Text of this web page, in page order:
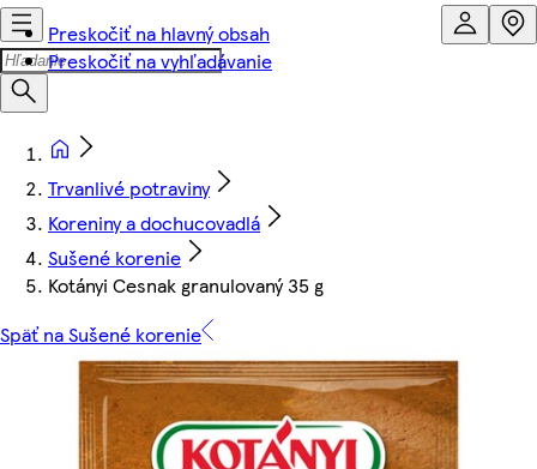
Preskočiť na hlavný obsah
Preskočiť na vyhľadávanie
Trvanlivé potraviny
Koreniny a dochucovadlá
Sušené korenie
Kotányi Cesnak granulovaný 35 g
Späť na Sušené korenie